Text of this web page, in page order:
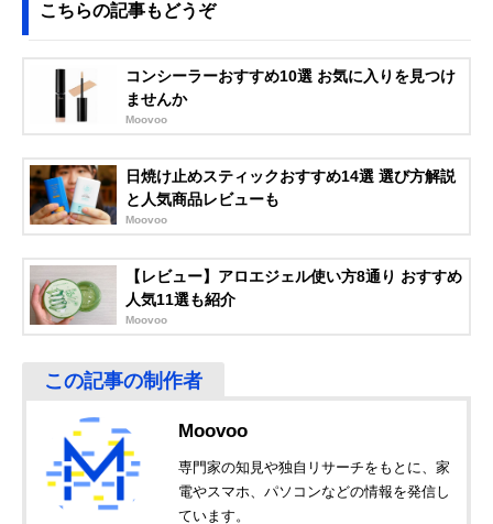
こちらの記事もどうぞ
コンシーラーおすすめ10選 お気に入りを見つけ
ませんか
Moovoo
日焼け止めスティックおすすめ14選 選び方解説
と人気商品レビューも
Moovoo
【レビュー】アロエジェル使い方8通り おすすめ
人気11選も紹介
Moovoo
Moovoo
専門家の知見や独自リサーチをもとに、家
電やスマホ、パソコンなどの情報を発信し
ています。